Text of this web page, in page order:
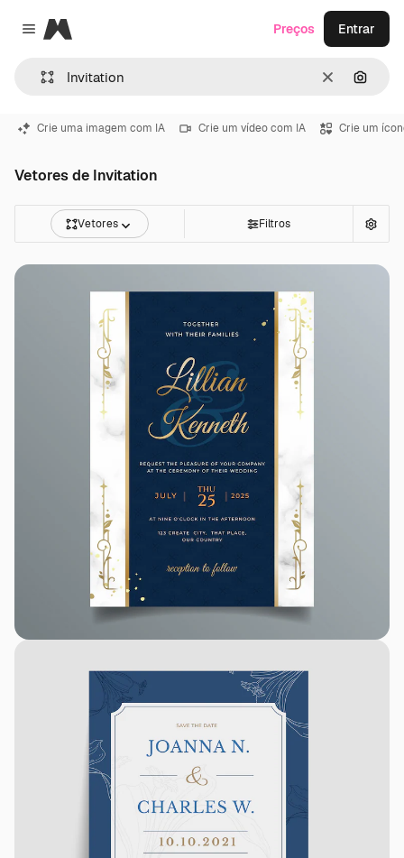
Close menu
Magnific
Limpar
Preços Entrar
Crie uma imagem com IA Crie um vídeo com IA Crie um
Vetores de Invitation
Vetores Filtros